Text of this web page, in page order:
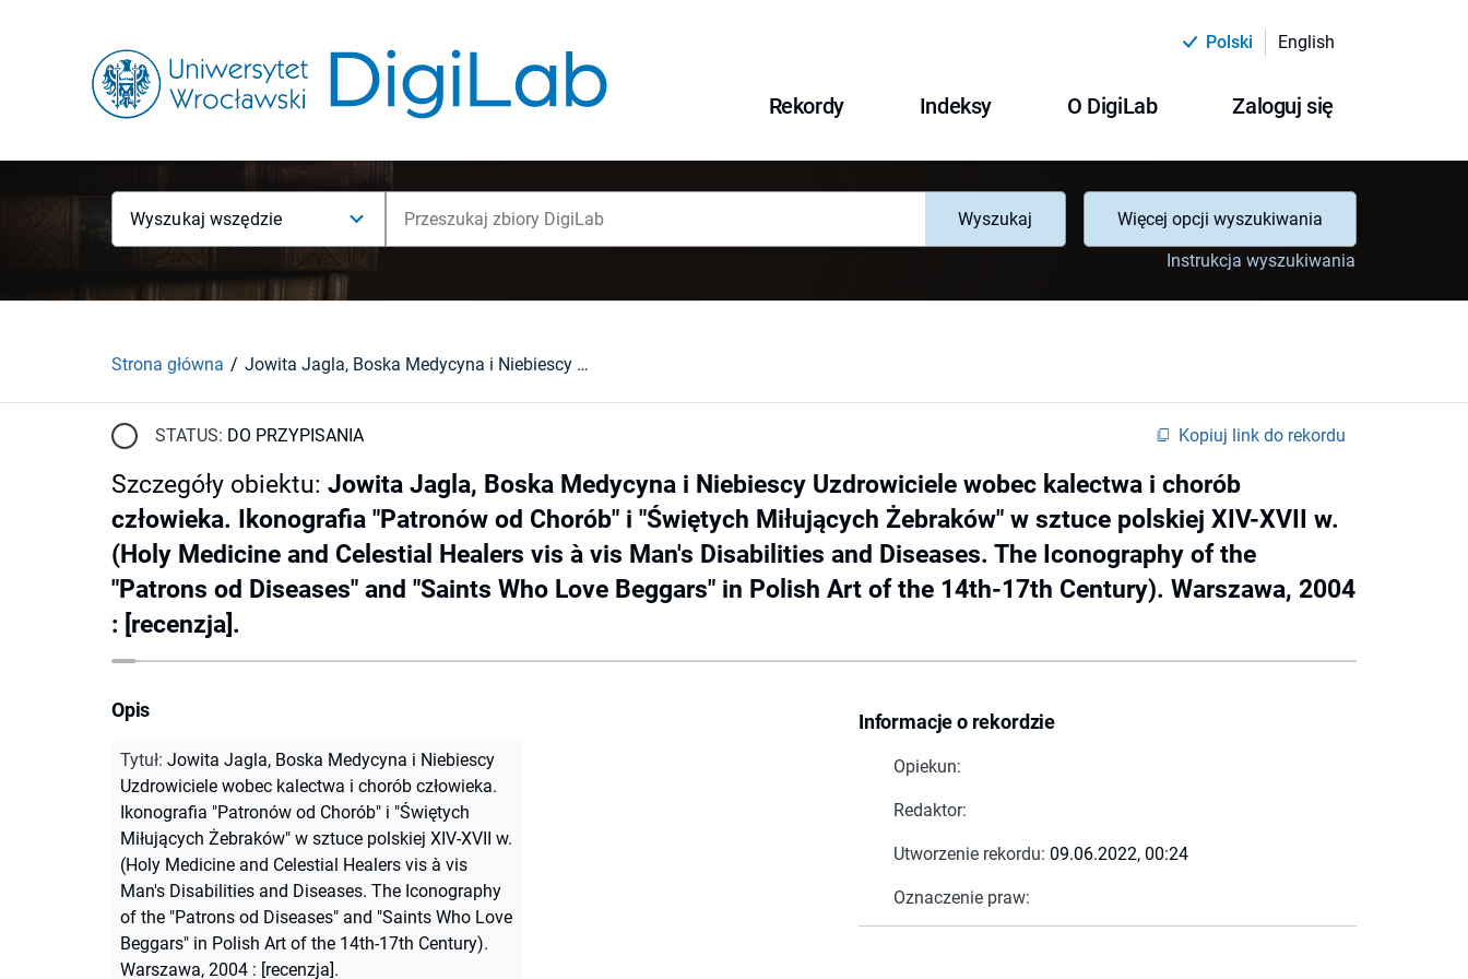
Polski English
Rekordy Indeksy O DigiLab Zaloguj się
Wyszukaj wszędzie Wyszukaj
Więcej opcji wyszukiwania
Instrukcja wyszukiwania
Strona główna Jowita Jagla, Boska Medycyna i Niebiescy Uzdrowiciele wobec kalectwa i chorób człowieka. Ikonografia "Patronów od Chorób" i "Świętych Miłujących Żebraków" w sztuce polskiej XIV-XVII w. (Holy Medicine and Celestial Healers vis à vis Man's Disabilities and Diseases. The Iconography of the "Patrons od Diseases" and "Saints Who Love Beggars" in Polish Art of the 14th-17th Century). Warszawa, 2004 : [recenzja].
STATUS: DO PRZYPISANIA Kopiuj link do rekordu
Szczegóły obiektu: Jowita Jagla, Boska Medycyna i Niebiescy Uzdrowiciele wobec kalectwa i chorób
człowieka. Ikonografia "Patronów od Chorób" i "Świętych Miłujących Żebraków" w sztuce polskiej XIV-XVII w.
(Holy Medicine and Celestial Healers vis à vis Man's Disabilities and Diseases. The Iconography of the
"Patrons od Diseases" and "Saints Who Love Beggars" in Polish Art of the 14th-17th Century). Warszawa, 2004
: [recenzja].
Informacje o rekordzie
Opiekun:
Redaktor:
Utworzenie rekordu: 09.06.2022, 00:24
Oznaczenie praw:
Opis
Tytuł: Jowita Jagla, Boska Medycyna i Niebiescy
Uzdrowiciele wobec kalectwa i chorób człowieka.
Ikonografia "Patronów od Chorób" i "Świętych
Miłujących Żebraków" w sztuce polskiej XIV-XVII w.
(Holy Medicine and Celestial Healers vis à vis
Man's Disabilities and Diseases. The Iconography
of the "Patrons od Diseases" and "Saints Who Love
Beggars" in Polish Art of the 14th-17th Century).
Warszawa, 2004 : [recenzja].